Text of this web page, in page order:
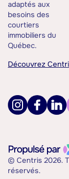
adaptés aux
besoins des
courtiers
immobiliers du
Québec.
Découvrez
© Centris 2026.
réservés.